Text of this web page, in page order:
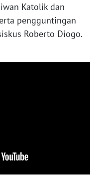
Katolik dan
pengguntingan
Roberto Diogo.